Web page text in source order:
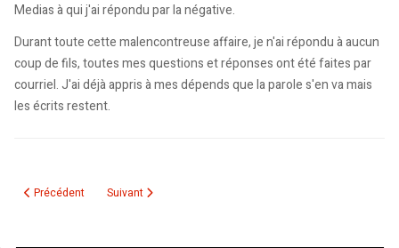
Medias à qui j'ai répondu par la négative.
Durant toute cette malencontreuse affaire, je n'ai répondu à aucun
coup de fils, toutes mes questions et réponses ont été faites par
courriel. J'ai déjà appris à mes dépends que la parole s'en va mais
les écrits restent.
Article précédent : Lettre d'André Nouschi à l'ambassadeur israélien en
Précédent Article suivant : Un peu d'humilité...
Suivant